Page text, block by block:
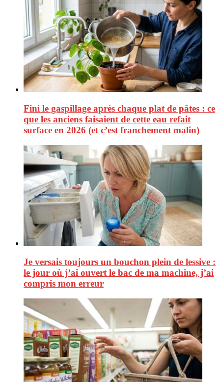
Fini le gaspillage après chaque plat de pâtes : ce
que les anciens faisaient de cette eau refait
surface en 2026 (et c’est franchement malin)
Je versais toujours un bouchon plein de lessive :
le jour où j’ai ouvert le bac de ma machine, j’ai
compris mon erreur